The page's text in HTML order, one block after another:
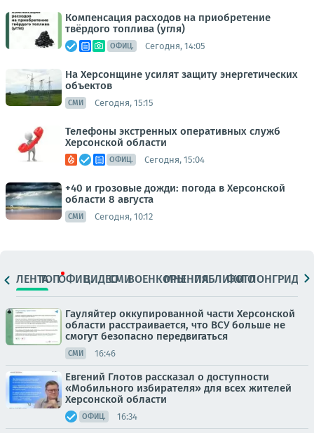
Компенсация расходов на приобретение
твёрдого топлива (угля)
ОФИЦ. Сегодня, 14:05
На Херсонщине усилят защиту энергетических
объектов
СМИ Сегодня, 15:15
Телефоны экстренных оперативных служб
Херсонской области
ОФИЦ. Сегодня, 15:04
+40 и грозовые дожди: погода в Херсонской
области 8 августа
СМИ Сегодня, 10:12
ЛЕНТАТОПОФИЦ.ВИДЕОСМИВОЕНКОРЫМНЕНИЯПАБЛИКИ
ФОТОЛОНГРИДЫ
Гауляйтер оккупированной части Херсонской
области расстраивается, что ВСУ больше не
смогут безопасно передвигаться
СМИ 16:46
Евгений Глотов рассказал о доступности
«Мобильного избирателя» для всех жителей
Херсонской области
ОФИЦ. 16:34